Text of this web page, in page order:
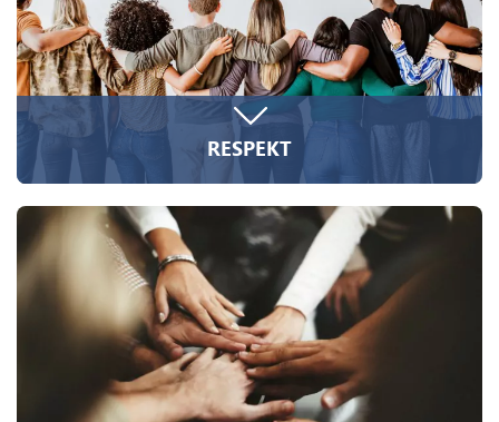
Unternehmenskultur. Darüber hinaus sind auch
unsere Kunden und Projekte vielfältig. Freie
Arbeitsplanung, Meetings, Weiterbildungen
und Co. bringen Abwechslung in den Alltag.
RESPEKT
selbstverständlich. Eine respektvolle
Kommunikation auf Augenhöhe bildet die Basis
für unser professionelles und kollegiales
Zusammenarbeiten, jeden Tag aufs Neue.
Ehrlichkeit und ein offener Austausch gehören
dazu. Jedes Teammitglied ist wertvoll für das
Rudel und die Wertschätzung integrieren wir